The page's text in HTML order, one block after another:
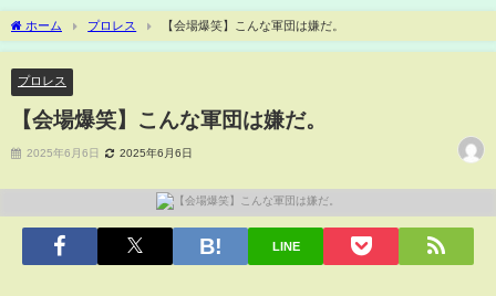
ホーム プロレス 【会場爆笑】こんな軍団は嫌だ。
プロレス
【会場爆笑】こんな軍団は嫌だ。
2025年6月6日 2025年6月6日
LINE